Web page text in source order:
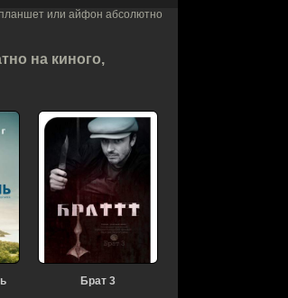
или айфон абсолютно
на киного,
Брат 3